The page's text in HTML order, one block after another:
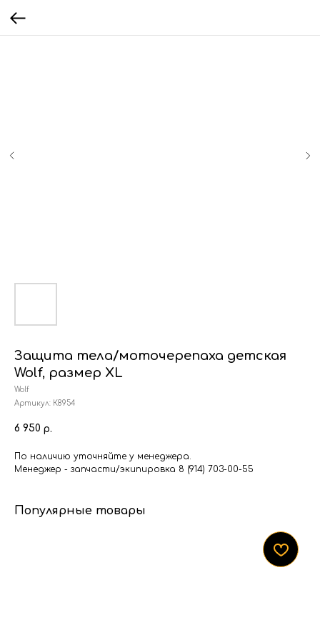
Защита тела/моточерепаха детская
Wolf, размер XL
Wolf
Артикул: К8954
6 950 р.
По наличию уточняйте у менеджера.
Менеджер - запчасти/экипировка 8 (914) 703-00-55
Популярные товары